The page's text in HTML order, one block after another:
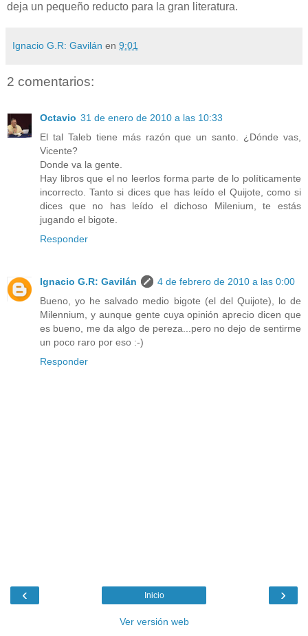
deja un pequeño reducto para la gran literatura.
Ignacio G.R: Gavilán en 9:01
2 comentarios:
Octavio 31 de enero de 2010 a las 10:33
El tal Taleb tiene más razón que un santo. ¿Dónde vas,
Vicente?
Donde va la gente.
Hay libros que el no leerlos forma parte de lo políticamente
incorrecto. Tanto si dices que has leído el Quijote, como si
dices que no has leído el dichoso Milenium, te estás
jugando el bigote.
Responder
Ignacio G.R: Gavilán
4 de febrero de 2010 a las 0:00
Bueno, yo he salvado medio bigote (el del Quijote), lo de
Milennium, y aunque gente cuya opinión aprecio dicen que
es bueno, me da algo de pereza...pero no dejo de sentirme
un poco raro por eso :-)
Responder
‹ ›
Inicio
Ver versión web